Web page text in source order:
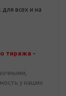
всех и на
тиража -
у наших